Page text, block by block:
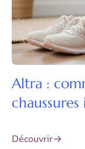
Altra :
Découvrir